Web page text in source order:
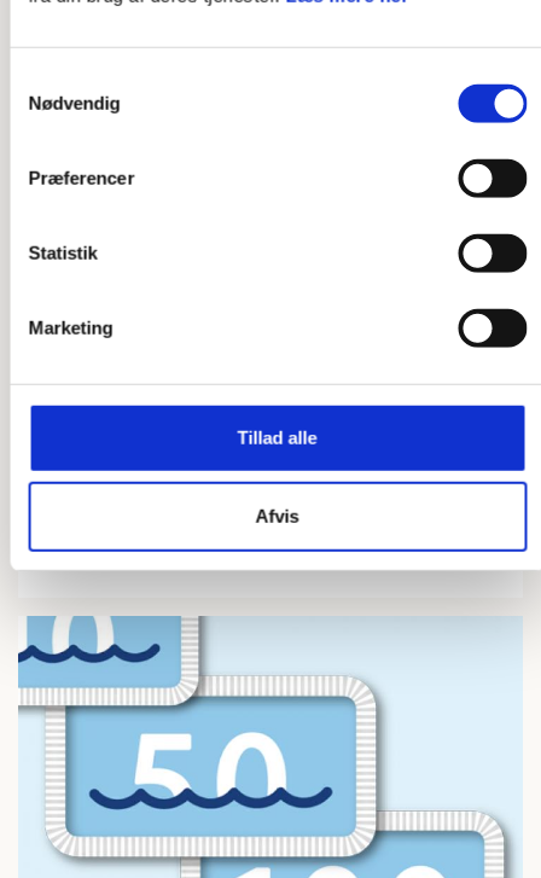
Nødvendig
Præferencer
Statistik
Marketing
Tillad alle
Afvis
LÆS MERE
FÆRDIGHEDSMÆRKE